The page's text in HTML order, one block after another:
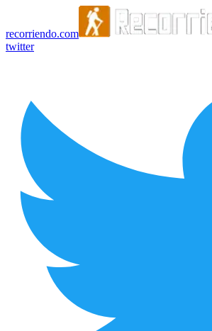
recorriendo.com
twitter